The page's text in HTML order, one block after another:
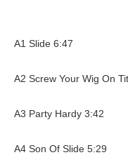
A1 Slide 6:47
A2 Screw Your Wig On
A3 Party Hardy 3:42
A4 Son Of Slide 5:29